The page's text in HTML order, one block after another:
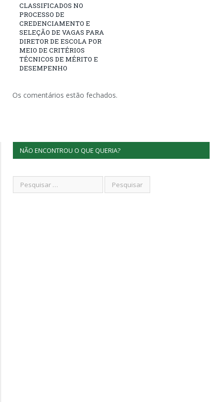
CLASSIFICADOS NO
PROCESSO DE
CREDENCIAMENTO E
SELEÇÃO DE VAGAS PARA
DIRETOR DE ESCOLA POR
MEIO DE CRITÉRIOS
TÉCNICOS DE MÉRITO E
DESEMPENHO
Os comentários estão fechados.
NÃO ENCONTROU O QUE QUERIA?